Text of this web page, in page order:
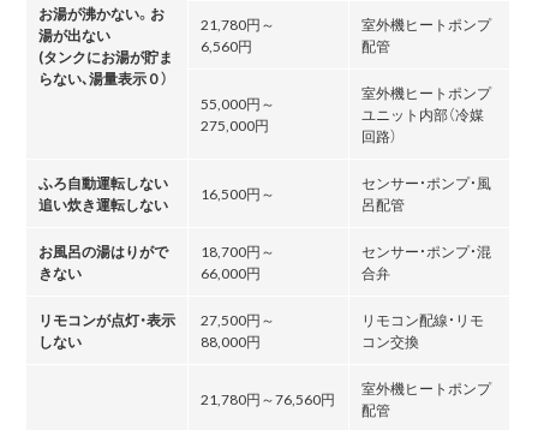
お湯が沸かない。お
湯が出ない
(タンクにお湯が貯ま
らない､湯量表示０）
21,780円～
6,560円
室外機ヒートポンプ
配管
55,000円～
275,000円
室外機ヒートポンプ
ユニット内部（冷媒
回路）
ふろ自動運転しない
追い炊き運転しない
16,500円～
センサー・ポンプ・風
呂配管
お風呂の湯はりがで
きない
18,700円～
66,000円
センサー・ポンプ・混
合弁
リモコンが点灯・表示
しない
27,500円～
88,000円
リモコン配線・リモ
コン交換
21,780円～76,560円
室外機ヒートポンプ
配管